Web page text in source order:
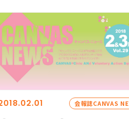
会報誌CANVAS